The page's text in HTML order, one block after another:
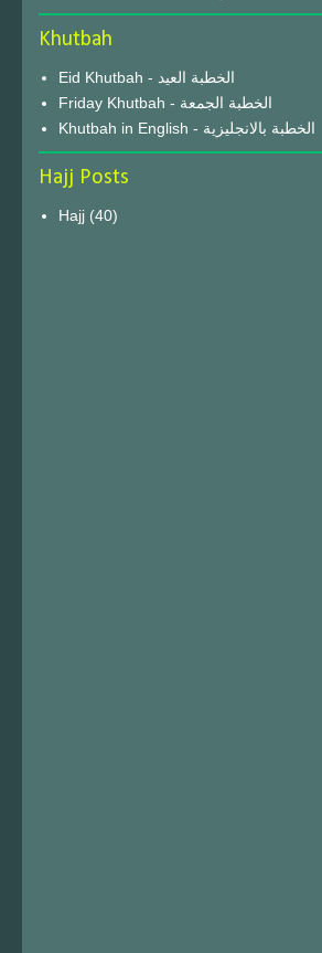
Khutbah
Eid Khutbah - الخطبة العيد
Friday Khutbah - الخطبة الجمعة
Khutbah in English - الخطبة بالانجليزية
Hajj Posts
Hajj (40)